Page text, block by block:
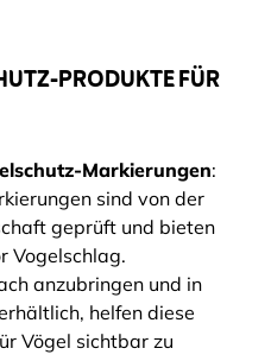
PRODUKTE FÜR
Markierungen:
sind von der
geprüft und bieten
Vogelschlag.
anzubringen und in
helfen diese
Vögel sichtbar zu